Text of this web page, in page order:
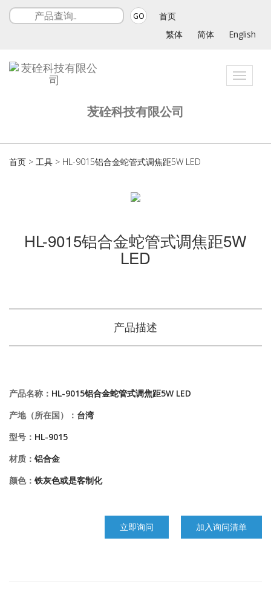
GO
首页
繁体
简体 English
Toggle
苃硂科技有限公司
首页 > 工具 > HL-9015铝合金蛇管式调焦距5W LED
HL-9015铝合金蛇管式调焦距5W
LED
产品描述
产品名称： HL-9015铝合金蛇管式调焦距5W LED
产地（所在国）： 台湾
型号： HL-9015
材质： 铝合金
颜色： 铁灰色或是客制化
立即询问 加入询问清单